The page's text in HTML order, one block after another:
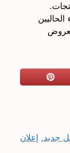
جديد, إعلان